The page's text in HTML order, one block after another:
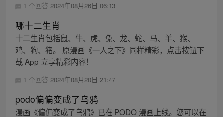
1 个回答 2024年08月26日 06:13
哪十二生肖
十二生肖包括鼠、牛、虎、兔、龙、蛇、马、羊、猴、
鸡、狗、猪。 原漫画《一人之下》同样精彩，点击按钮下
载 App 立享精彩内容！
1 个回答 2024年08月20日 21:47
podo偏偏变成了乌鸦
漫画《偏偏变成了乌鸦》已在 PODO 漫画上线。您可以在